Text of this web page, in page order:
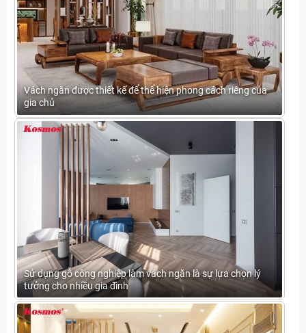
Vách ngăn được thiết kế để thể hiện phong cách riêng của
gia chủ
Sử dụng gỗ công nghiệp làm vách ngăn là sự lựa chọn lý
tưởng cho nhiều gia đình